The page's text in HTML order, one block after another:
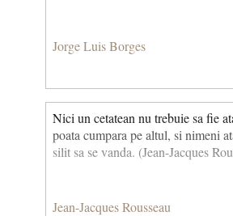
Jorge Luis Borges
Nici un cetatean nu trebuie sa fie
poata cumpara pe altul, si nimeni
silit sa se vanda. (Jean-Jacques
Jean-Jacques Rousseau